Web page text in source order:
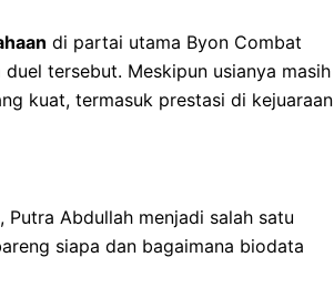
di partai utama Byon Combat
tersebut. Meskipun usianya masih
kuat, termasuk prestasi di kejuaraan
Abdullah menjadi salah satu
siapa dan bagaimana biodata